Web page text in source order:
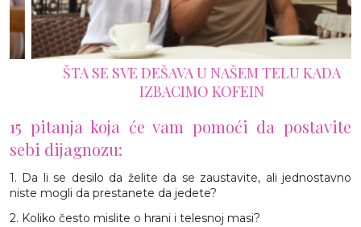
ŠTA SE SVE DEŠAVA U NAŠEM TELU KADA
IZBACIMO KOFEIN
15 pitanja koja će vam pomoći da postavite
sebi dijagnozu:
1. Da li se desilo da želite da se zaustavite, ali jednostavno
niste mogli da prestanete da jedete?
2. Koliko često mislite o hrani i telesnoj masi?